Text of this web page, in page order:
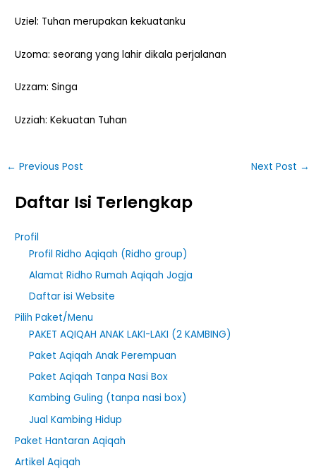
Uziel: Tuhan merupakan kekuatanku
Uzoma: seorang yang lahir dikala perjalanan
Uzzam: Singa
Uzziah: Kekuatan Tuhan
← Previous Post Next Post →
Daftar Isi Terlengkap
Profil
Profil Ridho Aqiqah (Ridho group)
Alamat Ridho Rumah Aqiqah Jogja
Daftar isi Website
Pilih Paket/Menu
PAKET AQIQAH ANAK LAKI-LAKI (2 KAMBING)
Paket Aqiqah Anak Perempuan
Paket Aqiqah Tanpa Nasi Box
Kambing Guling (tanpa nasi box)
Jual Kambing Hidup
Paket Hantaran Aqiqah
Artikel Aqiqah